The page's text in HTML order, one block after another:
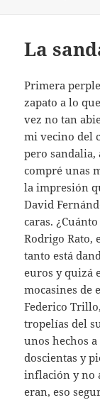
La
Primera
zapato a lo
vez no tan
mi vecino del
pero sandalia,
compré unas
la impresión
David
caras.
Rodrigo Rato,
tanto está
euros y quizá
mocasines de
Federico
tropelías del
unos hechos
doscientas y
inflación y no
eran, eso